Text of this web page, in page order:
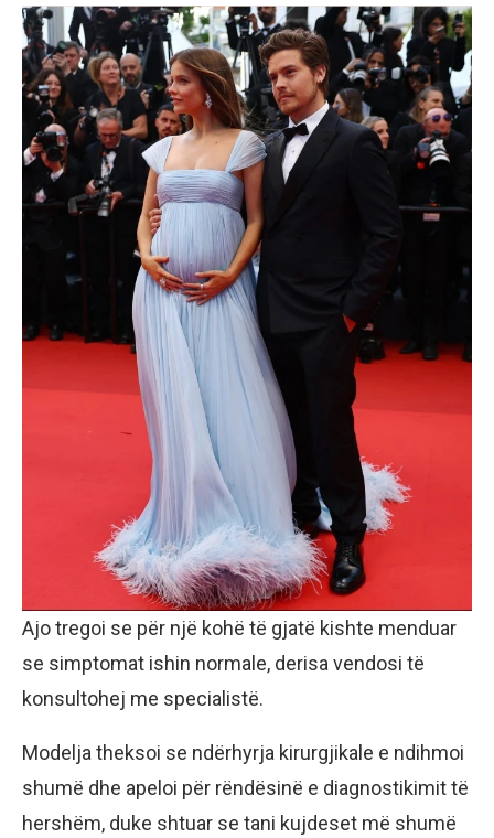
Ajo tregoi se për një kohë të gjatë kishte menduar
se simptomat ishin normale, derisa vendosi të
konsultohej me specialistë.
Modelja theksoi se ndërhyrja kirurgjikale e ndihmoi
shumë dhe apeloi për rëndësinë e diagnostikimit të
hershëm, duke shtuar se tani kujdeset më shumë